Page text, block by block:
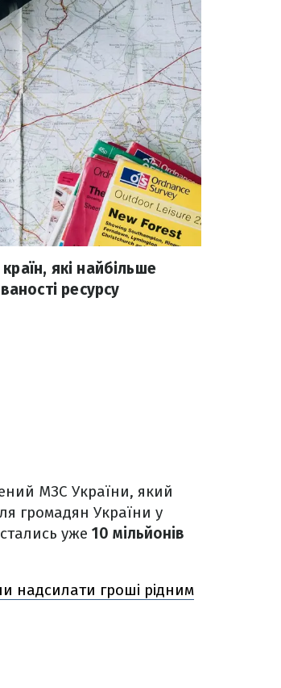
які найбільше
ресурсу
МЗС України, який
громадян України у
уже 10 мільйонів
надсилати гроші рідним